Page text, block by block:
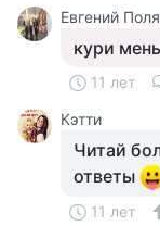
Евгений
кури
11 лет
Кэтти
Читай
ответы
11 лет